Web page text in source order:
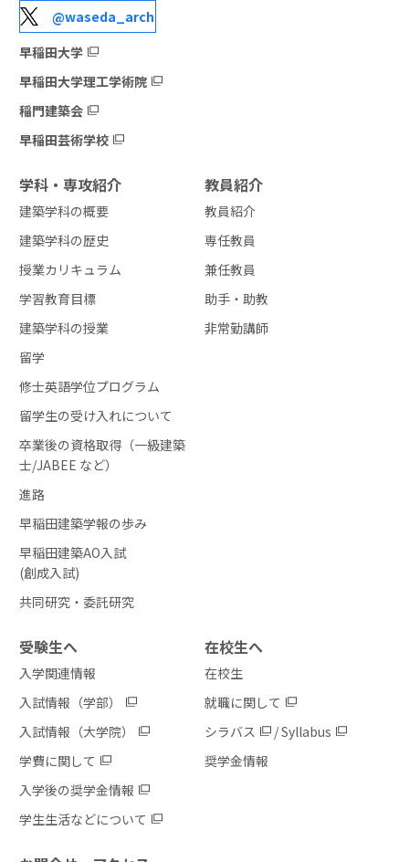
@waseda_arch
早稲田大学
早稲田大学理工学術院
稲門建築会
早稲田芸術学校
学科・専攻紹介
建築学科の概要
建築学科の歴史
授業カリキュラム
学習教育目標
建築学科の授業
留学
修士英語学位プログラム
留学生の受け入れについて
卒業後の資格取得（一級建築
士/JABEE など）
進路
早稲田建築学報の歩み
早稲田建築AO入試
(創成入試)
共同研究・委託研究
教員紹介
教員紹介
専任教員
兼任教員
助手・助教
非常勤講師
受験生へ
入学関連情報
入試情報（学部）
入試情報（大学院）
学費に関して
入学後の奨学金情報
学生生活などについて
在校生へ
在校生
就職に関して
シラバス
/Syllabus
奨学金情報